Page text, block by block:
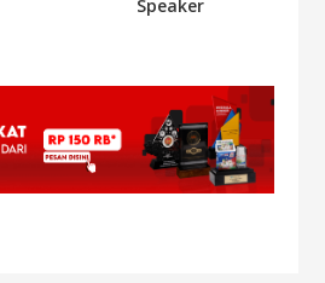
Speaker